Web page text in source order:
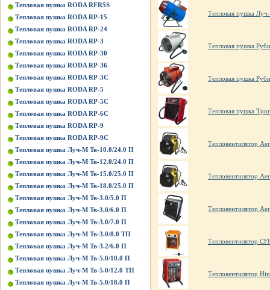
Тепловая пушка RODA RFR5S
Тепловая пушка RODA RP-15
Тепловая пушка RODA RP-24
Тепловая пушка RODA RP-3
Тепловая пушка RODA RP-30
Тепловая пушка RODA RP-36
Тепловая пушка RODA RP-3C
Тепловая пушка RODA RP-5
Тепловая пушка RODA RP-5C
Тепловая пушка RODA RP-6C
Тепловая пушка RODA RP-9
Тепловая пушка RODA RP-9C
Тепловая пушка Луч-М Тв-10.0/24.0 П
Тепловая пушка Луч-М Тв-12.0/24.0 П
Тепловая пушка Луч-М Тв-15.0/25.0 П
Тепловая пушка Луч-М Тв-18.0/25.0 П
Тепловая пушка Луч-М Тв-3.0/5.0 П
Тепловая пушка Луч-М Тв-3.0/6.0 П
Тепловая пушка Луч-М Тв-3.0/7.0 П
Тепловая пушка Луч-М Тв-3.0/8.0 ТП
Тепловая пушка Луч-М Тв-3.2/6.0 П
Тепловая пушка Луч-М Тв-5.0/10.0 П
Тепловая пушка Луч-М Тв-5.0/12.0 ТП
Тепловая пушка Луч-М Тв-5.0/18.0 П
Тепловая пушка
Тепловая пушка
Тепловая пушка
Тепловая пушка
Тепловентилятор
Тепловентилятор
Тепловентилятор
Тепловентилятор
Тепловентилятор